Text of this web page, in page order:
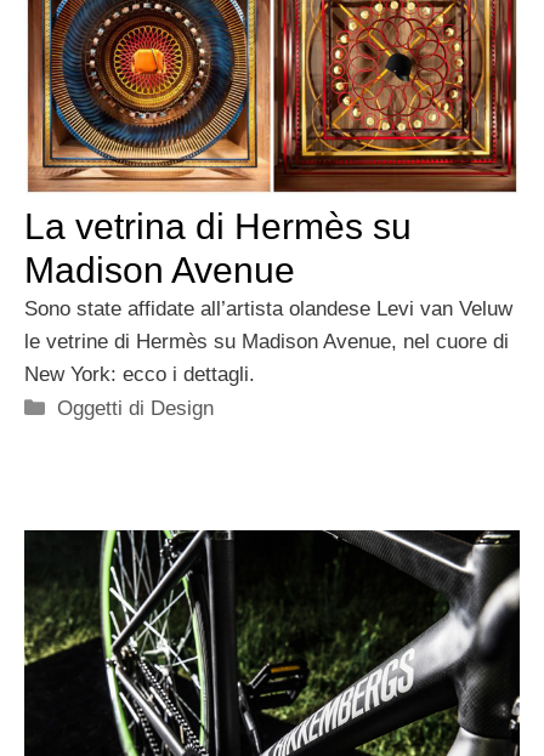
La vetrina di Hermès su
Madison Avenue
Sono state affidate all’artista olandese Levi van Veluw
le vetrine di Hermès su Madison Avenue, nel cuore di
New York: ecco i dettagli.
Categorie
Oggetti di Design